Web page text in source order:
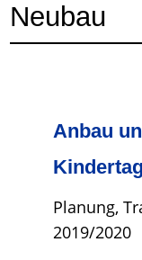
Neubau
Anbau
Planung,
2019/2020